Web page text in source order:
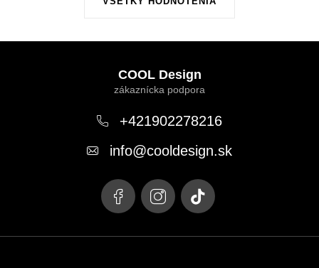
COOL Design
+421902278216
info@cooldesign.sk